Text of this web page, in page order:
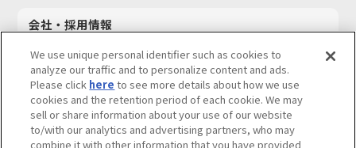
会社・採用情報
採用情報
サステナビリティ
お問い合わせ
We use unique personal identifier such as cookies to
analyze our traffic and to personalize content and ads.
Please click here to see more details about how we use
cookies and the retention period of each cookie. We may
sell or share information about your use of our website
to/with our analytics and advertising partners, who may
combine it with other information that you have provided